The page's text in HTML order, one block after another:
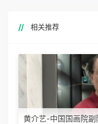
相关推荐
黄介艺-中国国画院